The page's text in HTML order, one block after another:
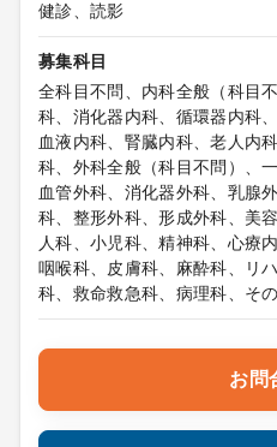
健診、読影
募集科目
全科目不問、内科全般（科目
科、消化器内科、循環器内科
血液内科、腎臓内科、老人内
科、外科全般（科目不問）、
血管外科、消化器外科、乳腺
科、整形外科、形成外科、美
人科、小児科、精神科、心療
咽喉科、皮膚科、麻酔科、リ
科、救命救急科、病理科、そ
お問